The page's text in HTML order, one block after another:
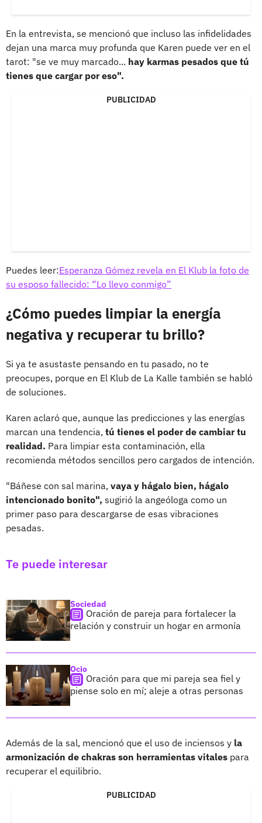
En la entrevista, se mencionó que incluso las infidelidades
dejan una marca muy profunda que Karen puede ver en el
tarot: "se ve muy marcado... hay karmas pesados que tú
tienes que cargar por eso".
PUBLICIDAD
Puedes leer:Esperanza Gómez revela en El Klub la foto de
su esposo fallecido: “Lo llevo conmigo”
¿Cómo puedes limpiar la energía
negativa y recuperar tu brillo?
Si ya te asustaste pensando en tu pasado, no te
preocupes, porque en El Klub de La Kalle también se habló
de soluciones.
Karen aclaró que, aunque las predicciones y las energías
marcan una tendencia, tú tienes el poder de cambiar tu
realidad. Para limpiar esta contaminación, ella
recomienda métodos sencillos pero cargados de intención.
"Báñese con sal marina, vaya y hágalo bien, hágalo
intencionado bonito", sugirió la angeóloga como un
primer paso para descargarse de esas vibraciones
pesadas.
Te puede interesar
Sociedad
Oración de pareja para fortalecer la
relación y construir un hogar en armonía
Ocio
Oración para que mi pareja sea fiel y
piense solo en mí; aleje a otras personas
Además de la sal, mencionó que el uso de inciensos y la
armonización de chakras son herramientas vitales para
recuperar el equilibrio.
PUBLICIDAD